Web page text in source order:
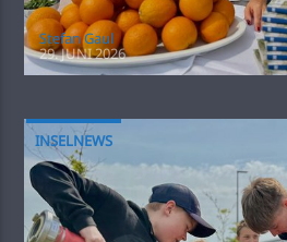
Stefan Gaul
29. JUNI 2026
INSELNEWS